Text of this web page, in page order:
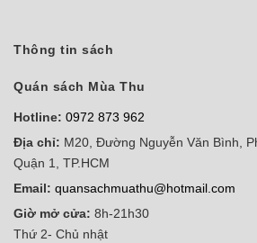
Thông tin sách
Quán sách Mùa Thu
Hotline: 0972 873 962
Địa chỉ: M20, Đường Nguyễn Văn Bình,
Quận 1, TP.HCM
Email: quansachmuathu@hotmail.com
Giờ mở cửa: 8h-21h30
Thứ 2- Chủ nhật